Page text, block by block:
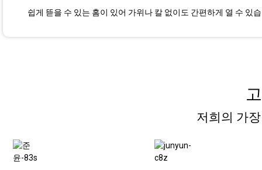
쉽게 뜯을 수 있는 홈이 있어 가위나 칼 없이도 간편하게 열 수 있
저희의 가